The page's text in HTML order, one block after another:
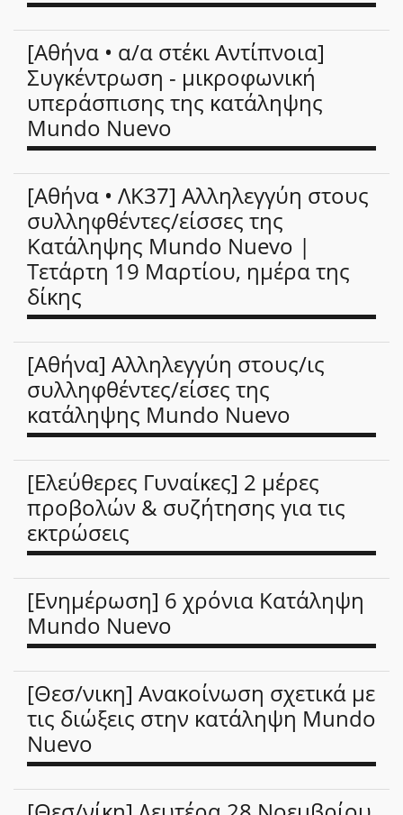
[Αθήνα • α/α στέκι Αντίπνοια]
Συγκέντρωση - μικροφωνική
υπεράσπισης της κατάληψης
Mundo Nuevo
[Αθήνα • ΛΚ37] Αλληλεγγύη στους
συλληφθέντες/είσσες της
Κατάληψης Mundo Nuevo |
Τετάρτη 19 Μαρτίου, ημέρα της
δίκης
[Αθήνα] Αλληλεγγύη στους/ις
συλληφθέντες/είσες της
κατάληψης Mundo Nuevo
[Ελεύθερες Γυναίκες] 2 μέρες
προβολών & συζήτησης για τις
εκτρώσεις
[Ενημέρωση] 6 χρόνια Κατάληψη
Mundo Nuevo
[Θεσ/νικη] Ανακοίνωση σχετικά με
τις διώξεις στην κατάληψη Mundo
Nuevo